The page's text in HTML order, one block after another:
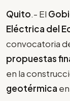
Quito.- El
Eléctrica del
convocatoria
propuestas
en la
geotérmica